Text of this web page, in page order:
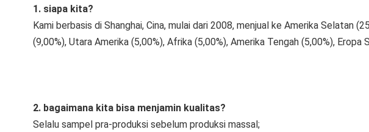
1. siapa kita?
Kami berbasis di Shanghai, Cina, mulai dari 2008, menjual ke Amerika Selatan
(9,00%), Utara Amerika (5,00%), Afrika (5,00%), Amerika Tengah (5,00%),
2. bagaimana kita bisa menjamin kualitas?
Selalu sampel pra-produksi sebelum produksi massal;